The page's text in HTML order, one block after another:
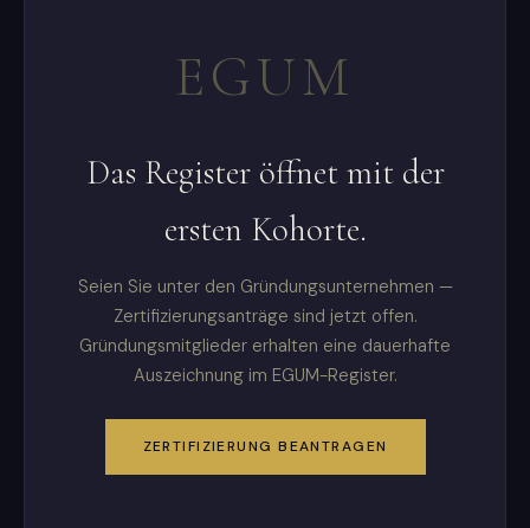
EGUM
Das Register öffnet mit der
ersten Kohorte.
Seien Sie unter den Gründungsunternehmen —
Zertifizierungsanträge sind jetzt offen.
Gründungsmitglieder erhalten eine dauerhafte
Auszeichnung im EGUM-Register.
ZERTIFIZIERUNG BEANTRAGEN